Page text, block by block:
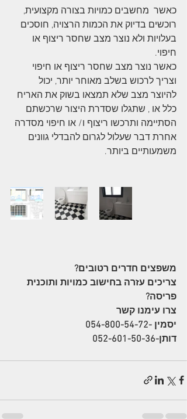
כאשר  מחשבים כמויות בצורה מקצועית,
רוכשים בדיוק את הכמות הרצויה, חוסכים
בעלויות ולא נוצר מצב שחסר ריצוף או
חיפוי.
כאשר נוצר מצב שחסר ריצוף או חיפוי
וצריך לרכוש בשלב מאוחר יותר, יכול
להיוצר מצב שלא תמצאו בשוק את האריח
כלל או , שתגלו שסדרת היצור שרכשתם
הסתיימה ותרכשו ריצוף ו/ או חיפוי מסדרה
אחרת דבר שעלול לגרום להבדלי גוונים
משמעותיים ביותר.
משפצים חדרים רטובים?
צריכים עזרה בחישוב כמויות ותוכנית
פריסה?
צרו עימנו קשר
יסמין -054-800-54-72
דותן-052-601-50-36